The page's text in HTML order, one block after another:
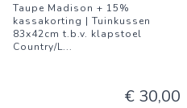
Taupe Madison + 15%
kassakorting | Tuinkussen
83x42cm t.b.v. klapstoel
Country/L...
€ 30,00